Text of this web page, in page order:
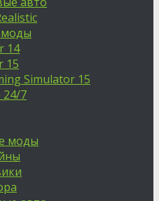
14
15
Simulator 15
24/7
моды